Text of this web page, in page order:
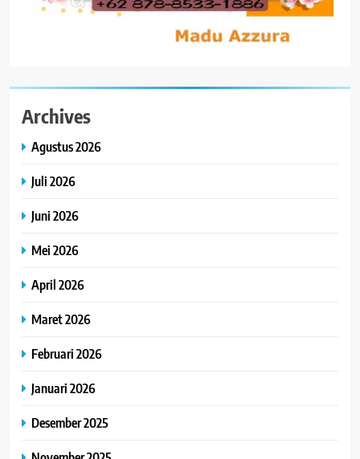
Archives
Agustus 2026
Juli 2026
Juni 2026
Mei 2026
April 2026
Maret 2026
Februari 2026
Januari 2026
Desember 2025